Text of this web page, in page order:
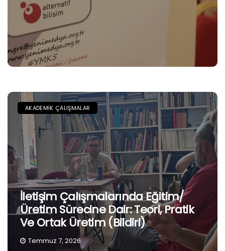
AKADEMIK ÇALIŞMALAR
İletişim Çalışmalarında Eğitim/
Üretim Sürecine Dair: Teori, Pratik
Ve Ortak Üretim (Bildiri)
Temmuz 7, 2026